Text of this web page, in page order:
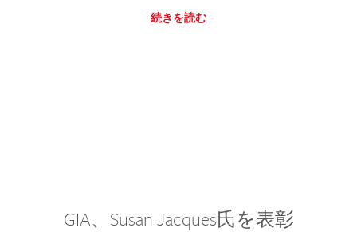
続きを読む
GIA、Susan Jacques氏を表彰